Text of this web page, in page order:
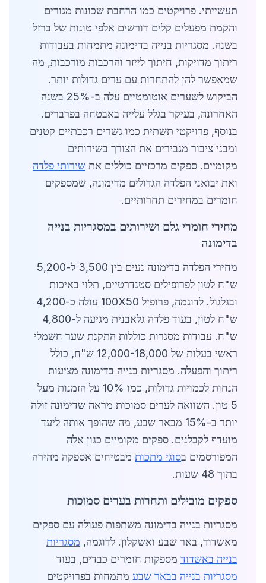
תעשייתי. פרויקטים כמו הרחבת שכונות מגורים
והקמת מפעלים קלים דורשים אלפי טונות של ברזל
בשנה. מסגריות בנייה בדימונה מתמחות בעבודות
ריתוך מדויקות, חיתוך לייזר והרכבות מורכבות, מה
שמאפשר להן להתחרות עם ערים גדולות יותר.
הביקוש לשערים אוטומטיים עלה ב-25% בשנה
האחרונה, בעיקר בגלל עלייה באבטחה בפרברים.
בנוסף, פרויקטי תשתית כמו גשרים רכבתיים קטנים
ומבני ציבור מגבירים את הצורך בשירותים
מקומיים. ספקים מרכזיים כוללים את שירותי פלדה
ואת יבואני הפלדה הגדולים מדימונה, שמספקים
חומרים במחירים תחרותיים.
מחירי חומרי גלם ושירותים במסגריות בנייה
בדימונה
מחירי הפלדה בדימונה נעים בין 3,500 ל-5,200
ש"ח לטון לפרופילים סטנדרטיים, תלוי באיכות
ובגלגול. לדוגמה, פרופיל 100X50 עולה כ-4,200
ש"ח לטון, בעוד פלדה גלאבנית מגיעה ל-4,800
ש"ח. עבודות מסגרות כוללות התקנת שער חשמלי
ראשי בעלות של 12,000-18,000 ש"ח, כולל
ריתוך והפעלה. מסגריות בנייה בדימונה מציעות
הנחות לכמויות גדולות, כמו 10% על הזמנות מעל
5 טון. השוואה לערים סמוכות מראה שדימונה זולה
יותר ב-15% מבאר שבע, מה שהופך אותה ליעד
מועדף לקבלנים. ספקים מקומיים כגון אלה
המפורסמים בסוגי מתכות מבטיחים אספקה מהירה
בתוך 48 שעות.
ספקים מובילים ותחרות בערים סמוכות
מסגריות בנייה בדימונה משתפות פעולה עם ספקים
מאשדוד, באר שבע ואשקלון. לדוגמה, מסגריות
בנייה באשדוד מספקות חומרים כבדים, בעוד
מסגריות בנייה בבאר שבע מתמחות בפרויקטים